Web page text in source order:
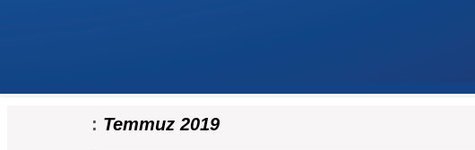
: Temmuz 2019